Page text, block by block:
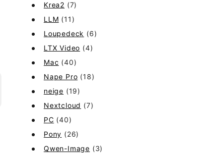
Krea2 (7)
LLM (11)
Loupedeck (6)
LTX Video (4)
Mac (40)
Nape Pro (18)
neige (19)
Nextcloud (7)
PC (40)
Pony (26)
Qwen-Image (3)